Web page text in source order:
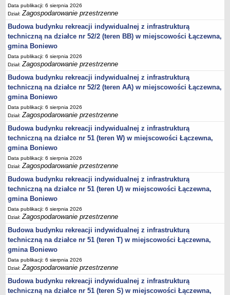
Ewidencja udzielonych i cofniętych zezwoleń na prowadzenie
Zbiorowego Zaopatrzenia w Wodę i Zbiorowego Odprowadzania
Ścieków
Rejestr Instytucji Kultury
Zestawienie przedsiębiorców w zakresie opróżniania zbiorników
bezodpływowych lub osadników
AKTUALNOŚCI GMINY BONIEWO
FINANSE GMINY
Majątek gminy
Budżet
sprawozdania z wykonania budżetu
Plan postępowań na 2026 rok
Plan postępowań o udzielenie zamówień na rok 2025
Plan postępowań na rok 2024
Plan postępowań o udzielenie zamówień na rok 2023
Plan postępowań o udzielenie zamówień na rok 2022
Plan postępowań o udzielenie zamówień w 2020 roku
Plan postępowań o udzielenie zamówień na 2019
Plan postępowań o udzielenie zamówień w 2018 roku
Plan postępowań o udzielenie zamówień w 2017 roku
Dług publiczny, Pomoc publiczna
Realizacja inwestycji
Data publikacji: 6 sierpnia 2026
Dział:Zagospodarowanie przestrzenne
Budowa budynku rekreacji indywidualnej z infrastrukturą
techniczną na działce nr 52/2 (teren BB) w miejscowości Łączewna,
gmina Boniewo
Data publikacji: 6 sierpnia 2026
Dział:Zagospodarowanie przestrzenne
Budowa budynku rekreacji indywidualnej z infrastrukturą
techniczną na działce nr 52/2 (teren AA) w miejscowości Łączewna,
gmina Boniewo
Data publikacji: 6 sierpnia 2026
Dział:Zagospodarowanie przestrzenne
Budowa budynku rekreacji indywidualnej z infrastrukturą
techniczną na działce nr 51 (teren W) w miejscowości Łączewna,
gmina Boniewo
Data publikacji: 6 sierpnia 2026
Dział:Zagospodarowanie przestrzenne
Budowa budynku rekreacji indywidualnej z infrastrukturą
techniczną na działce nr 51 (teren U) w miejscowości Łączewna,
gmina Boniewo
Data publikacji: 6 sierpnia 2026
Dział:Zagospodarowanie przestrzenne
Budowa budynku rekreacji indywidualnej z infrastrukturą
techniczną na działce nr 51 (teren T) w miejscowości Łączewna,
gmina Boniewo
Data publikacji: 6 sierpnia 2026
Dział:Zagospodarowanie przestrzenne
Budowa budynku rekreacji indywidualnej z infrastrukturą
techniczną na działce nr 51 (teren S) w miejscowości Łączewna,